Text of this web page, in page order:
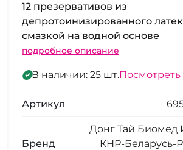
12 презервативов из
депротоинизированного
смазкой на водной основе
подробное описание
В наличии: 25 шт.
Артикул
Бренд
Донг Тай Биомед
КНР-Беларусь-